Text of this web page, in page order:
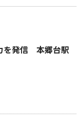
を発信 本郷台駅